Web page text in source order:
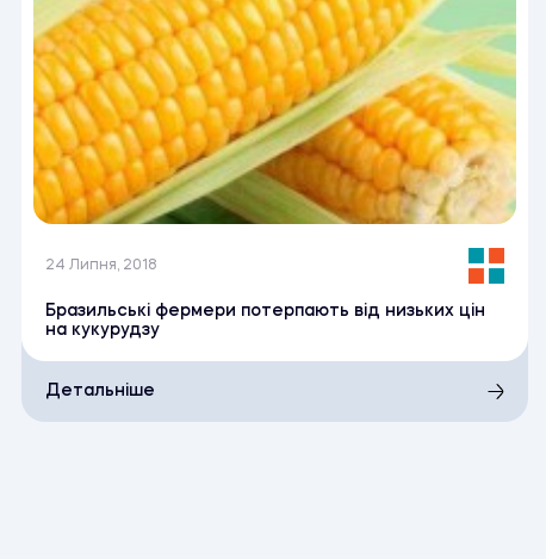
24 Липня, 2018
Бразильські фермери потерпають від низьких цін
на кукурудзу
Детальніше